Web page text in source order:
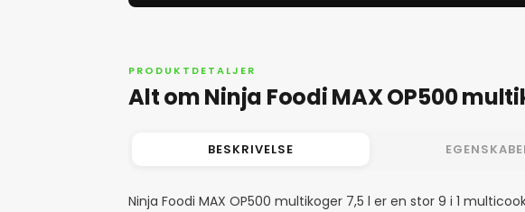
PRODUKTDETALJER
Alt om Ninja Foodi MAX OP500
BESKRIVELSE
Ninja Foodi MAX OP500 multikoger 7,5 l er en stor 9 i 1